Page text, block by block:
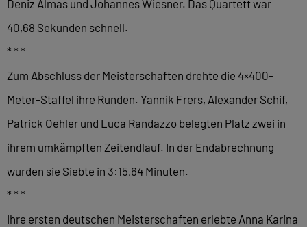
Deniz Almas und Johannes Wiesner. Das Quartett war
40,68 Sekunden schnell.
* * *
Zum Abschluss der Meisterschaften drehte die 4×400-
Meter-Staffel ihre Runden. Yannik Frers, Alexander Schif,
Patrick Oehler und Luca Randazzo belegten Platz zwei in
ihrem umkämpften Zeitendlauf. In der Endabrechnung
wurden sie Siebte in 3:15,64 Minuten.
* * *
Ihre ersten deutschen Meisterschaften erlebte Anna Karina